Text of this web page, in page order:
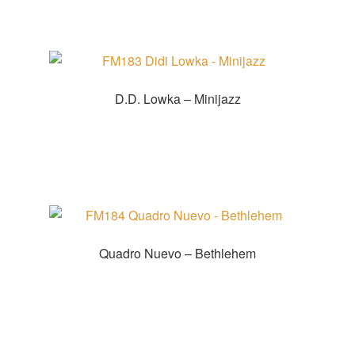
D.D. Lowka – Minijazz
Quadro Nuevo – Bethlehem